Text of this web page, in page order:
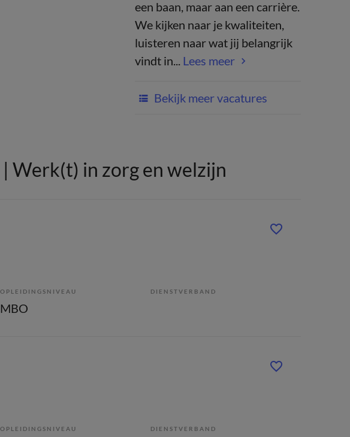
een baan, maar aan een carrière.
We kijken naar je kwaliteiten,
luisteren naar wat jij belangrijk
vindt in... Lees meer
Bekijk meer vacatures
Werk(t) in zorg en welzijn
OPLEIDINGSNIVEAU
MBO
DIENSTVERBAND
OPLEIDINGSNIVEAU DIENSTVERBAND